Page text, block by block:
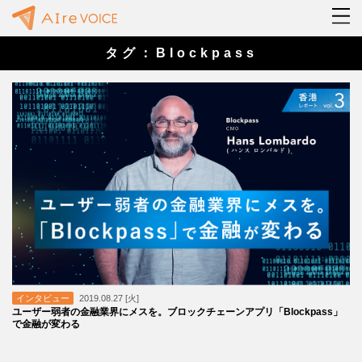
タグ：Blockpass
インタビュー 2019.08.27 [火]
ユーザー弱者の金融業界にメスを。ブロックチェーンアプリ「Blockpass」
で金融が変わる